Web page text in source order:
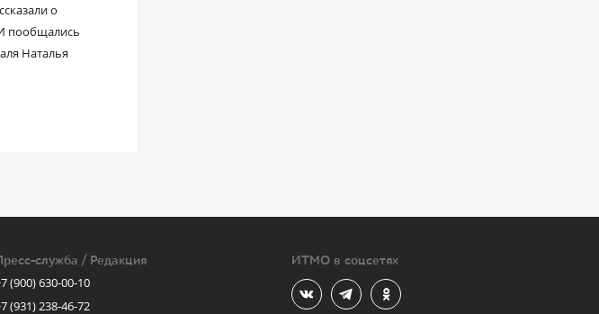
о
пообщались
Наталья
служба / Редакция
(900) 630-00-10
(931) 238-46-72
ИТМО в соцсетях